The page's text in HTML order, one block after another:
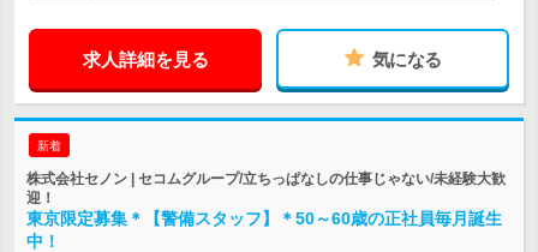
求人詳細を見る 気になる
新着
株式会社セノン | セコムグループ/立ちっぱなしの仕事じゃない/未経験大歓
迎！
東京限定募集＊【警備スタッフ】＊50～60歳の正社員毎月誕生
中！